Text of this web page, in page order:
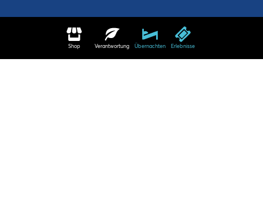
Shop Verantwortung Übernachten Erlebnisse